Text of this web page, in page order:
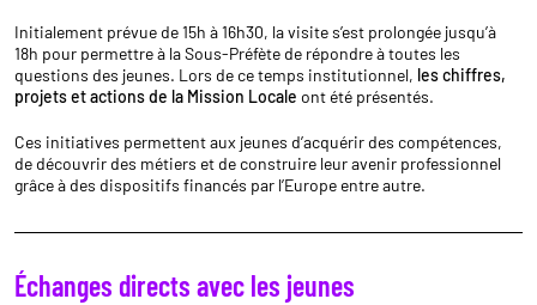
Initialement prévue de 15h à 16h30, la visite s’est prolongée jusqu’à
18h pour permettre à la Sous-Préfète de répondre à toutes les
questions des jeunes. Lors de ce temps institutionnel, les chiffres,
projets et actions de la Mission Locale ont été présentés.
Ces initiatives permettent aux jeunes d’acquérir des compétences,
de découvrir des métiers et de construire leur avenir professionnel
grâce à des dispositifs financés par l’Europe entre autre.
Échanges directs avec les jeunes